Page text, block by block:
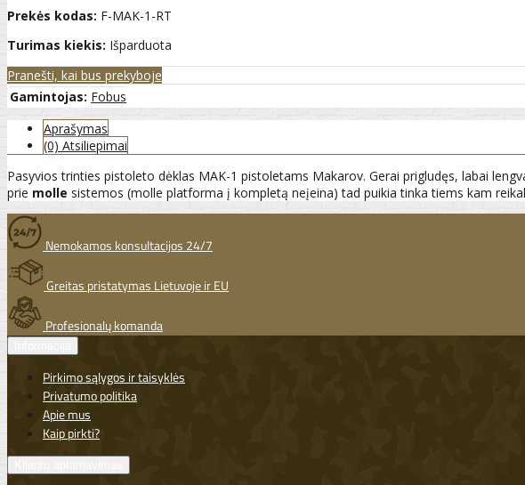
Prekės kodas: F-MAK-1-RT
Turimas kiekis: Išparduota
Pranešti, kai bus prekyboje
Gamintojas: Fobus
Aprašymas
(0) Atsiliepimai
Pasyvios trinties pistoleto dėklas MAK-1 pistoletams Makarov. Gerai prigludęs, labai
prie molle sistemos (molle platforma į kompletą neįeina) tad puikia tinka tiems kam
Nemokamos konsultacijos 24/7
Greitas pristatymas Lietuvoje ir EU
Profesionalų komanda
Pirkimo sąlygos ir taisyklės
Privatumo politika
Apie mus
Kaip pirkti?